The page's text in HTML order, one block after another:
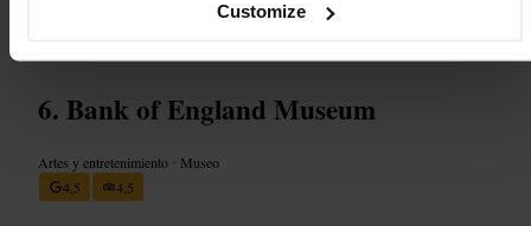
Customize
Bank of England Museum
Artes y entretenimiento • Museo
4,5
4,5